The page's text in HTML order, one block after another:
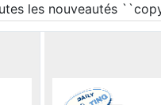
les nouveautés